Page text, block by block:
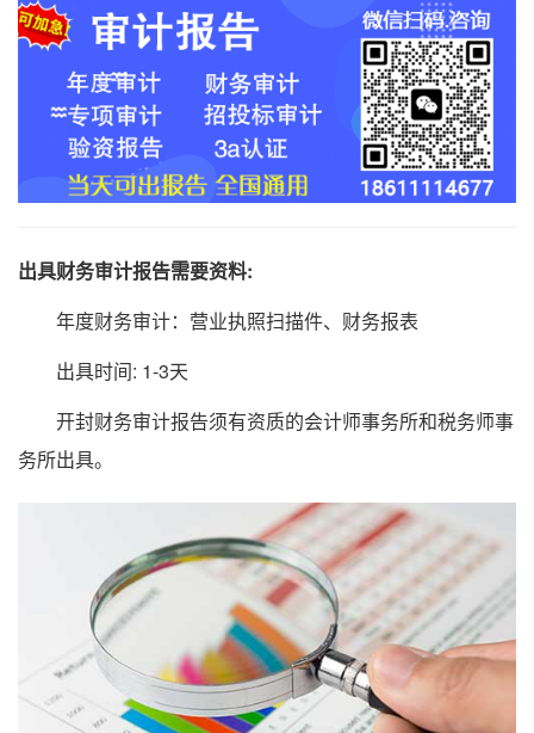
出具财务审计报告需要资料:
年度财务审计：营业执照扫描件、财务报表
出具时间: 1-3天
开封财务审计报告须有资质的会计师事务所和税务师事
务所出具。